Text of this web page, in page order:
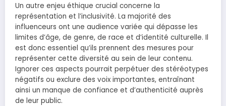
Un autre enjeu éthique crucial concerne la
représentation et l’inclusivité. La majorité des
influenceurs ont une audience variée qui dépasse les
limites d’âge, de genre, de race et d’identité culturelle. Il
est donc essentiel qu’ils prennent des mesures pour
représenter cette diversité au sein de leur contenu.
Ignorer ces aspects pourrait perpétuer des stéréotypes
négatifs ou exclure des voix importantes, entraînant
ainsi un manque de confiance et d’authenticité auprès
de leur public.